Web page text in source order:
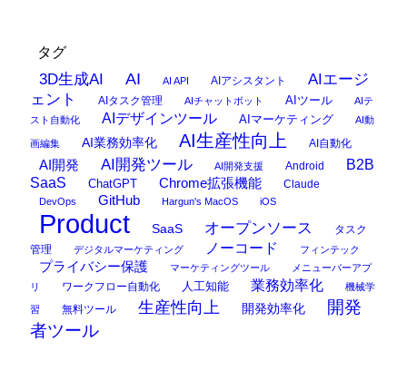
タグ
3D生成AI AI AI API AIアシスタント
AIエージ
ェント
AIタスク管理 AIチャットボット AIツール
AIテ
スト自動化
AIデザインツール AIマーケティング AI動
画編集 AI業務効率化 AI生産性向上 AI自動化
AI開発 AI開発ツール AI開発支援 Android
B2B
SaaS
ChatGPT Chrome拡張機能 Claude
DevOps GitHub Hargun's MacOS iOS
Product SaaS オープンソース
タスク
管理
デジタルマーケティング ノーコード フィンテック
プライバシー保護 マーケティングツール
メニューバーアプ
リ
ワークフロー自動化 人工知能 業務効率化 機械学
習 無料ツール 生産性向上 開発効率化
開発
者ツール